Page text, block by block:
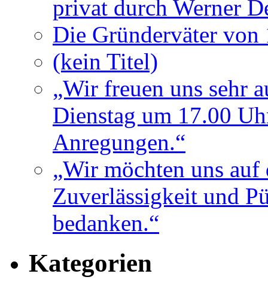
privat durch Werner
Die Gründerväter
(kein Titel)
„Wir freuen uns sehr
Dienstag um 17.00
Anregungen.“
„Wir möchten uns
Zuverlässigkeit und
bedanken.“
Kategorien